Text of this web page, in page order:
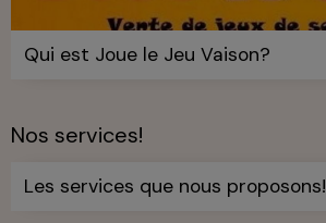
Qui est Joue le Jeu Vaison?
Nos services!
Les services que nous proposons!